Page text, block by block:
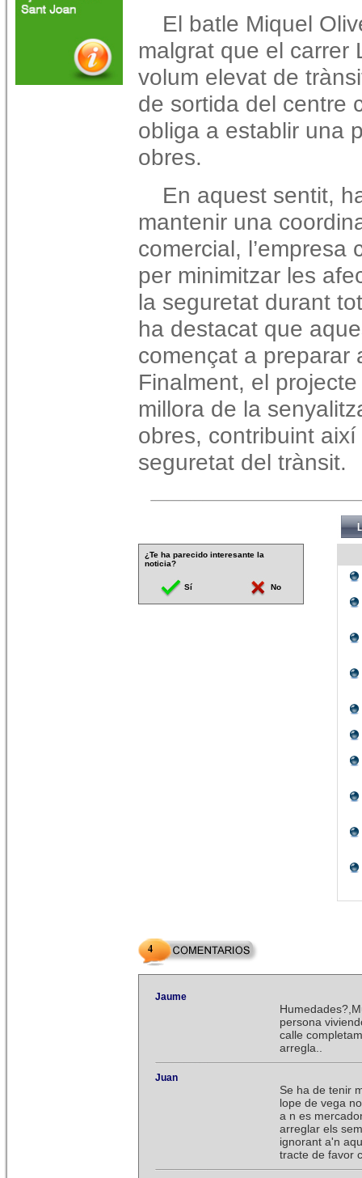
El batle Miquel
malgrat que el carrer
volum elevat de
de sortida del centre
obliga a establir una
obres.
En aquest sentit,
mantenir una
comercial,
per minimitzar les
la seguretat durant
ha destacat que
començat a preparar
Finalment, el
millora de la
obres, contribuint
seguretat del trànsit.
¿Te ha parecido interesante la
noticia?
Sí No
4
Jaume
persona
calle
arregla..
Juan
Se ha de tenir
lope de vega
a n es
arreglar els
ignorant a'n
tracte de favor